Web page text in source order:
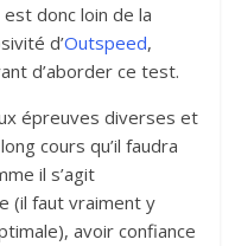
donc loin de la
d’Outspeed,
d’aborder ce test.
épreuves diverses et
cours qu’il faudra
il s’agit
(il faut vraiment y
avoir confiance